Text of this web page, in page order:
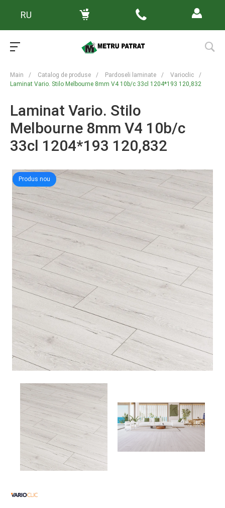
RU
Main / Catalog de produse / Pardoseli laminate / Varioclic
/
Laminat Vario. Stilo Melbourne 8mm V4 10b/c 33cl 1204*193 120,832
Laminat Vario. Stilo
Melbourne 8mm V4 10b/c
33cl 1204*193 120,832
Produs nou